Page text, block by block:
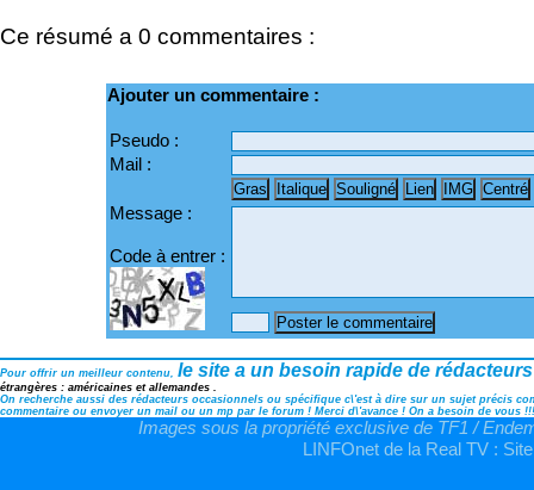
Ce résumé a 0 commentaires :
Ajouter un commentaire :
Pseudo :
Mail :
Message :
Code à entrer :
Pour offrir un meilleur contenu, le site a un besoin rapide de rédacteurs
étrangères : américaines et allemandes .
On recherche aussi des rédacteurs occasionnels ou spécifique c\'est à dire sur un sujet précis
commentaire ou envoyer un mail ou un mp par le forum ! Merci d\'avance ! On a besoin de vous !!!
Images sous la propriété exclusive de TF1 /
LINFOnet de la Real TV :